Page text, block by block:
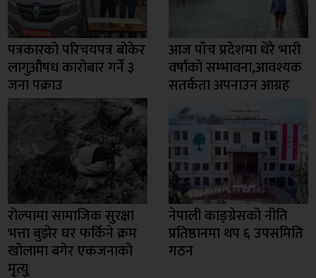
पत्रकारको परिचयपत्र बोकेर
लागुऔषध कारोबार गर्ने ३
जना पक्राउ
आज पाँच प्रदेशमा धेरै भारी
वर्षाको सम्भावना,आवश्यक
सतर्कता अपनाउन आग्रह
रोल्पामा सामाजिक सुरक्षा
भत्ता बुझेर घर फर्किने क्रम
खोलामा बगेर एकजनाको
मृत्यु
नेपाली काङ्ग्रेसको नीति
प्रतिष्ठानमा थप ६ उपसमिति
गठन